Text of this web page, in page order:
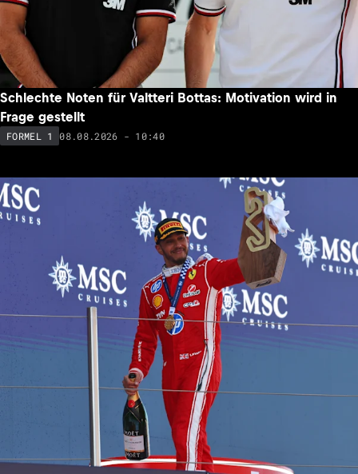
Schlechte Noten für Valtteri Bottas: Motivation wird in
Frage gestellt
FORMEL 1 08.08.2026 - 10:40